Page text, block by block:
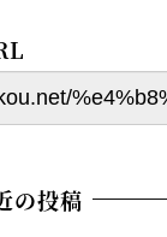
の投稿